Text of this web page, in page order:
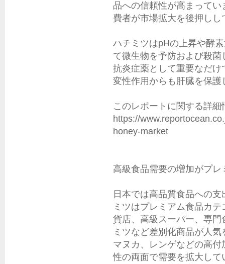
品への信頼性が高まって
費者が市場拡大を後押しし
ハチミツはpHの上昇や酵
て微生物を予防および殺
抗炎症薬として重要なだ
変性作用からも肝臓を保護
このレポートに関する詳
https://
honey-market
高級食品需要の増加がプ
日本では高品質食品への
ミツはプレミアム食品カ
貨店、高級スーパー、専
ミツなど差別化商品が人
マヌカ、レンゲなどの高
性の両面で需要を拡大し